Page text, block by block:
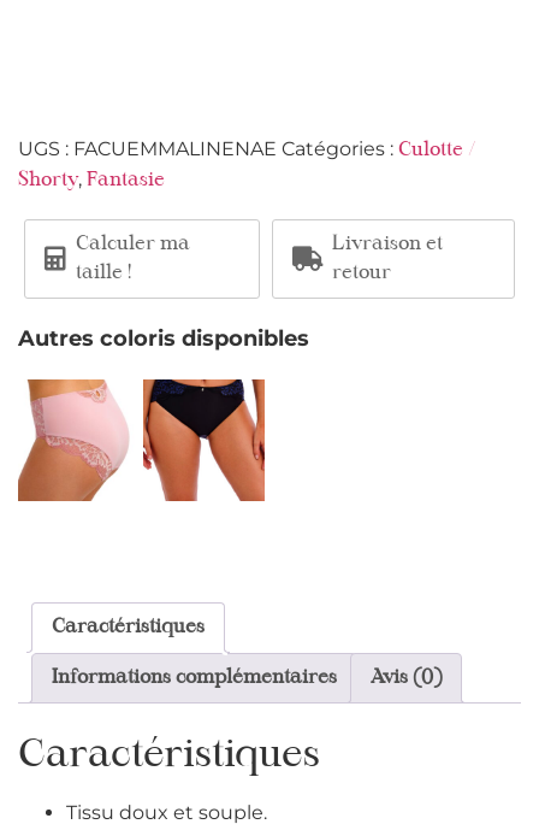
UGS : FACUEMMALINENAE Catégories : Culotte /
Shorty, Fantasie
Calculer ma
taille !
Livraison et
retour
Autres coloris disponibles
Caractéristiques
Informations complémentaires Avis (0)
Caractéristiques
Tissu doux et souple.